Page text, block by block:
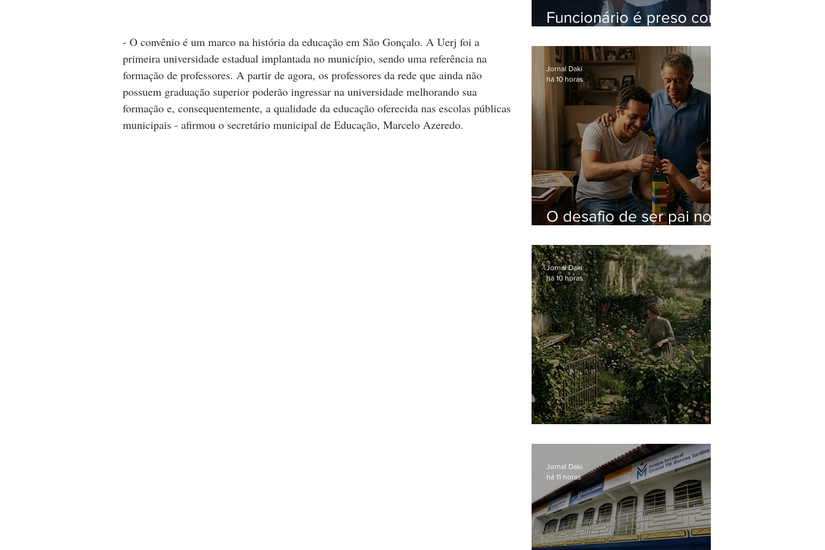
- O convênio é um marco na história da educação em São Gonçalo. A Uerj foi a
primeira universidade estadual implantada no município, sendo uma referência na
formação de professores. A partir de agora, os professores da rede que ainda não
possuem graduação superior poderão ingressar na universidade melhorando sua
formação e, consequentemente, a qualidade da educação oferecida nas escolas públicas
municipais - afirmou o secretário municipal de Educação, Marcelo Azeredo.
Funcionário é preso com
do Hospital do Andaraí
O desafio de ser pai no
Jornal Daki
há 10 horas
Jornal Daki
há 10 horas
Jornal Daki
há 11 horas